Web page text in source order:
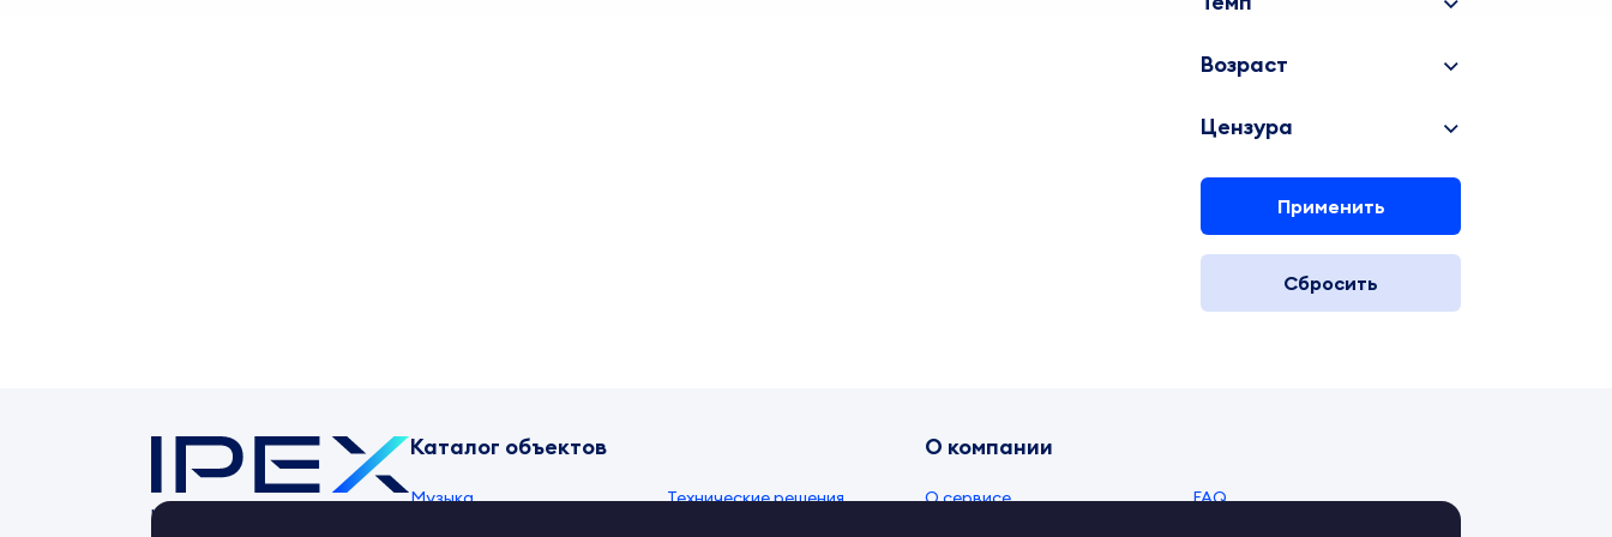
Возраст
Цензура
Применить
Сбросить
Контент-маркет
Каталог объектов
Музыка Технические решения
О компании
О сервисе FAQ